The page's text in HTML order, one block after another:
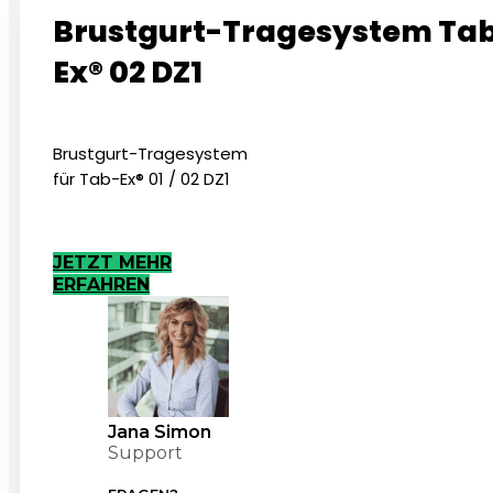
Brustgurt-Tragesystem
Ex® 02 DZ1
Brustgurt-Tragesystem
für Tab-Ex® 01 / 02 DZ1
JETZT MEHR
ERFAHREN
Jana Simon
Support